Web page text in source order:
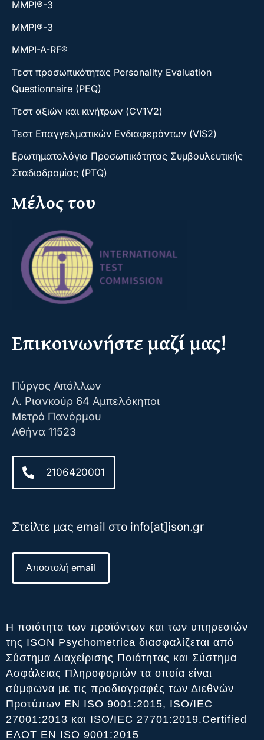
ΜΜΡΙ®-3
ΜΜΡΙ®-3
MMPI-A-RF®
Τεστ προσωπικότητας Personality Evaluation
Questionnaire (PEQ)
Τεστ αξιών και κινήτρων (CV1V2)
Τεστ Επαγγελματικών Ενδιαφερόντων (VIS2)
Ερωτηματολόγιο Προσωπικότητας Συμβουλευτικής
Σταδιοδρομίας (PTQ)
Μέλος του
Επικοινωνήστε μαζί μας!
Πύργος Απόλλων
Λ. Ριανκούρ 64 Αμπελόκηποι
Μετρό Πανόρμου
Αθήνα 11523
2106420001
Στείλτε μας email στο info[at]ison.gr
Αποστολή email
Η ποιότητα των προϊόντων και των υπηρεσιών
της ISON Psychometrica διασφαλίζεται από
Σύστημα Διαχείρισης Ποιότητας και Σύστημα
Ασφάλειας Πληροφοριών τα οποία είναι
σύμφωνα με τις προδιαγραφές των Διεθνών
Προτύπων ΕΝ ISO 9001:2015, ISO/IEC
27001:2013 και ISO/IEC 27701:2019.Certified
ΕΛΟΤ ΕΝ ISO 9001:2015